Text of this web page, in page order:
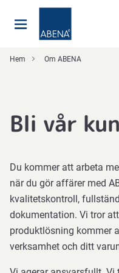
Hem Om ABENA
Bli vår
Du kommer att arbeta
när du gör affärer med
kvalitetskontroll,
dokumentation. Vi tror
produktlösning kommer
verksamhet och ditt